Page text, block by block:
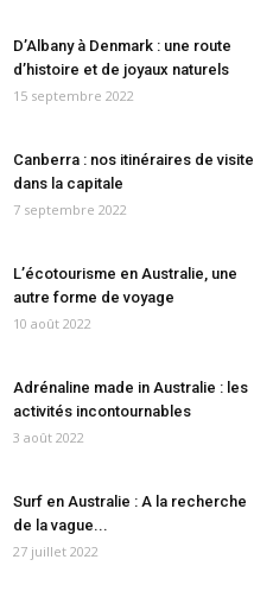
D’Albany à Denmark : une route
d’histoire et de joyaux naturels
15 septembre 2022
Canberra : nos itinéraires de visite
dans la capitale
7 septembre 2022
L’écotourisme en Australie, une
autre forme de voyage
10 août 2022
Adrénaline made in Australie : les
activités incontournables
3 août 2022
Surf en Australie : A la recherche
de la vague...
27 juillet 2022